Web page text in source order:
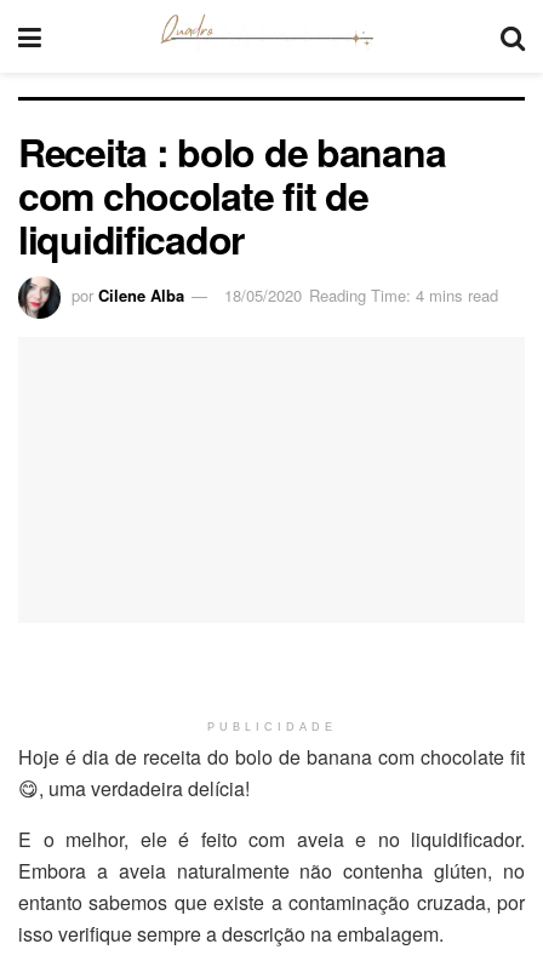
Receita : bolo de banana
com chocolate fit de
liquidificador
por Cilene Alba 18/05/2020 Reading Time: 4 mins read
PUBLICIDADE
Hoje é dia de receita do bolo de banana com chocolate fit
😋, uma verdadeira delícia!
E o melhor, ele é feito com aveia e no liquidificador.
Embora a aveia naturalmente não contenha glúten, no
entanto sabemos que existe a contaminação cruzada, por
isso verifique sempre a descrição na embalagem.